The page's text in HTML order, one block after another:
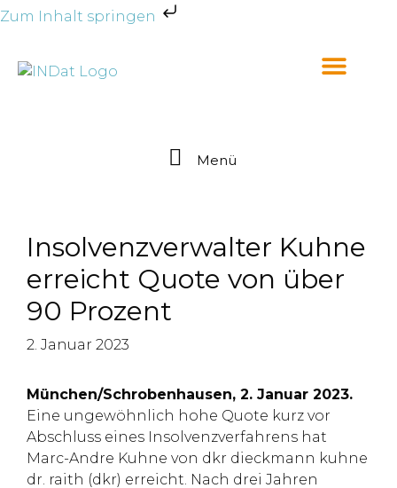
Zum Inhalt springen
Menü
Insolvenzverwalter Kuhne
erreicht Quote von über
90 Prozent
2. Januar 2023
München/Schrobenhausen, 2. Januar 2023.
Eine ungewöhnlich hohe Quote kurz vor
Abschluss eines Insolvenzverfahrens hat
Marc-Andre Kuhne von dkr dieckmann kuhne
dr. raith (dkr) erreicht. Nach drei Jahren